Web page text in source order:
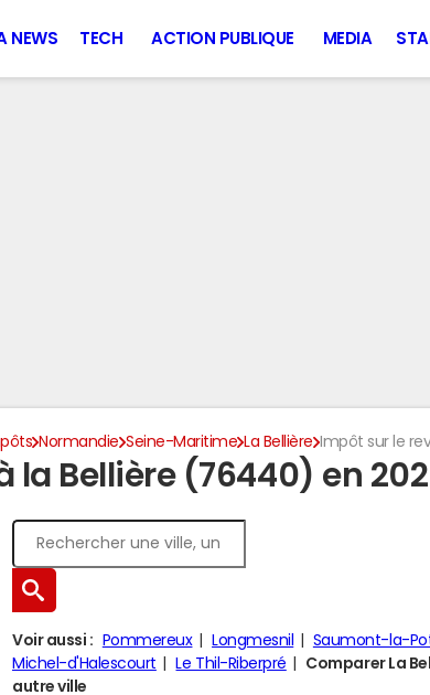
NEWS TECH ACTION PUBLIQUE MEDIA
Normandie Seine-Maritime La Bellière Impôt sur le
la Bellière (76440) en
Voir aussi : Pommereux Longmesnil Saumont-la-
Michel-d'Halescourt
Le Thil-Riberpré
Comparer La
autre ville